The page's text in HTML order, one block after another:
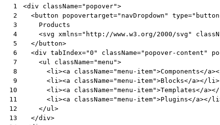
1
2
3
4
5
6
7
8
9
10
11
12
13
<div className="popover">
<button popovertarget="navDropdown" type=
Products
<svg xmlns="http://www.w3.org/2000/svg"
</ button>
<div tabIndex="0" className="popover-content"
<ul className="menu">
<li ><a className="menu-item">Components</a
<li ><a className="menu-item">Blocks</a></ li >
<li ><a className="menu-item">Templates</a></
<li ><a className="menu-item">Plugins</a></ li
</ul >
</div>